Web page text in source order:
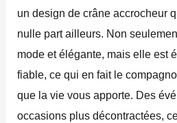
un design de crâne accrocheur
nulle part ailleurs. Non
mode et élégante, mais elle est
fiable, ce qui en fait le
que la vie vous apporte. Des
occasions plus décontractées,